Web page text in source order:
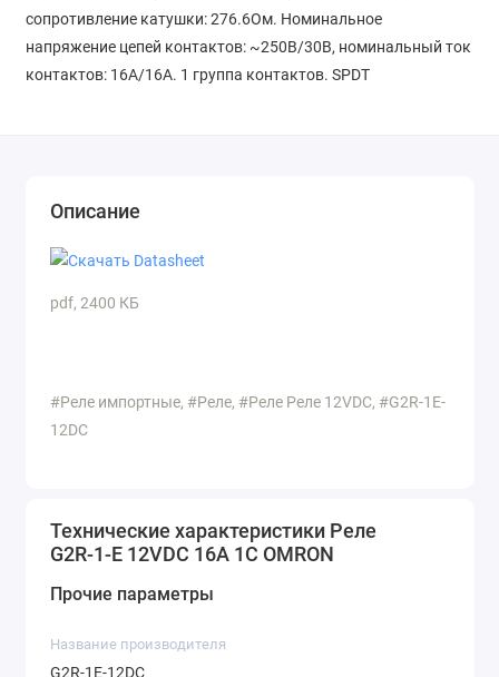
сопротивление катушки: 276.6Ом. Номинальное
напряжение цепей контактов: ~250В/30В, номинальный ток
контактов: 16А/16A. 1 группа контактов. SPDT
Описание
pdf, 2400 КБ
#Реле импортные, #Реле, #Реле Реле 12VDC, #G2R-1E-
12DC
Технические характеристики Реле
G2R-1-E 12VDC 16A 1C OMRON
Прочие параметры
Название производителя
G2R-1E-12DC